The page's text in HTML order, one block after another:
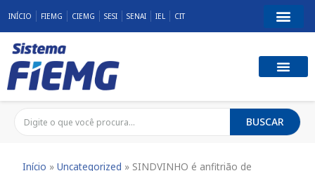
INÍCIO FIEMG CIEMG SESI SENAI IEL CIT
BUSCAR
Início »Uncategorized » SINDVINHO é anfitrião de